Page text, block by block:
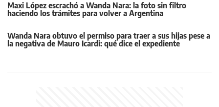
Maxi López escrachó a Wanda Nara: la foto sin filtro
haciendo los trámites para volver a Argentina
Wanda Nara obtuvo el permiso para traer a sus hijas pese a
la negativa de Mauro Icardi: qué dice el expediente